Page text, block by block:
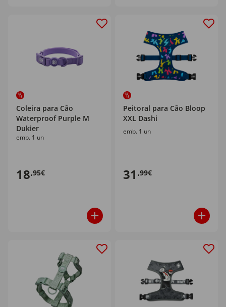
Coleira para Cão
Waterproof Purple M
Dukier
emb. 1 un
18,95€
Peitoral para Cão Bloop
XXL Dashi
emb. 1 un
31 ,99€